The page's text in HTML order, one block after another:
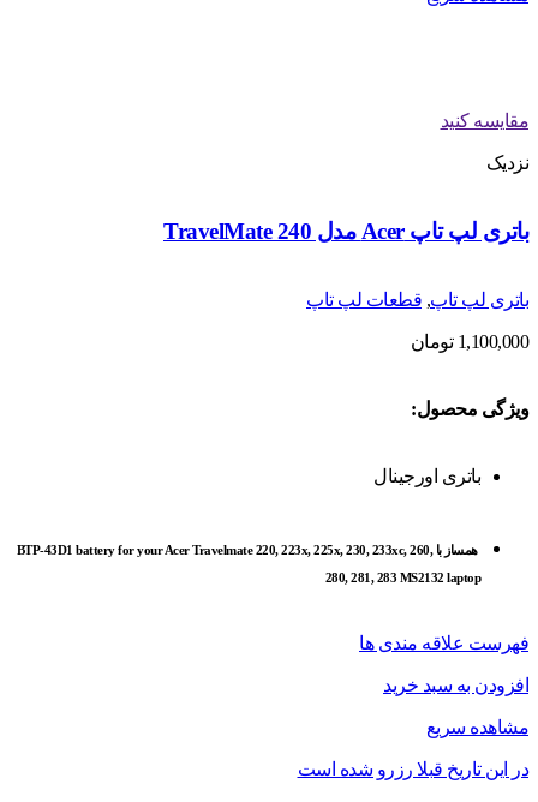
مقایسه کنید
نزدیک
باتری لپ تاپ Acer مدل TravelMate 240
باتری لپ تاپ, قطعات لپ تاپ
1,100,000 تومان
ویژگی محصول:
باتری اورجینال
همساز با BTP-43D1 battery for your Acer Travelmate 220, 223x, 225x, 230, 233xc, 260,
280, 281, 283 MS2132 laptop
فهرست علاقه مندی ها
افزودن به سبد خرید
مشاهده سریع
در این تاریخ قبلا رزرو شده است